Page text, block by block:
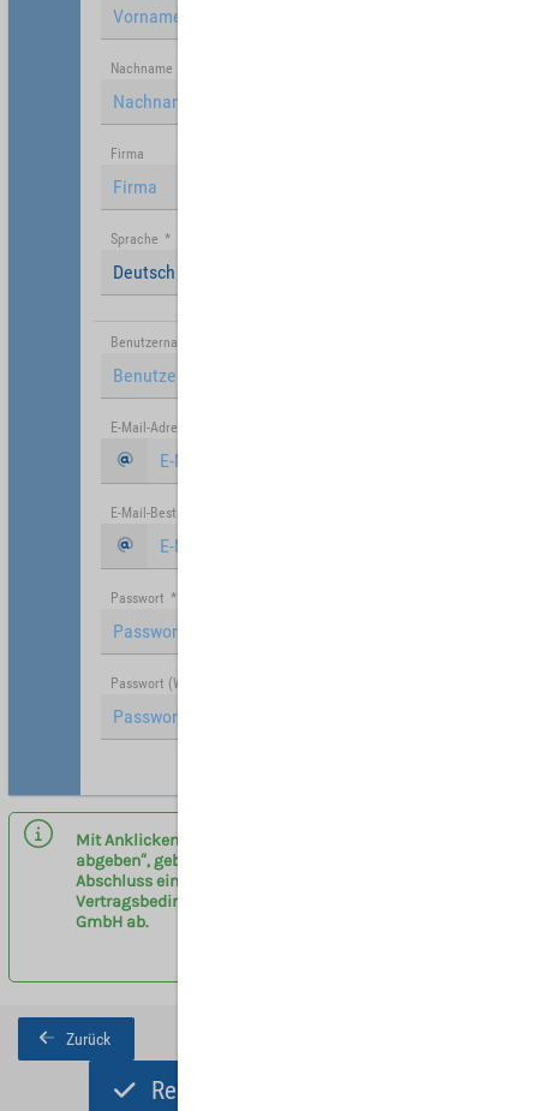
Nachname
Firma
Sprache *
Deutsch (Deutschland)
Benutzername
E-Mail-Adresse
E-Mail-Bestätigung
Passwort *
Passwort (Wiederholung)
Mit Anklicken des Buttons „Registrieren und Angebot
abgeben“, geben sie eine verbindliche Anfrage zum
Abschluss eines Vermittlervertrages entsprechend der
Vertragsbedingungen am Flughafen Leipzig/Halle
GmbH ab.
Zurück
Registrieren und Angebot abgeben